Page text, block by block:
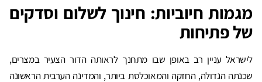
מגמות חיוביות: חינוך לשלום וסדקים
של פתיחות
לישראל עניין רב באופן שבו מתחנך לראותה הדור הצעיר במצרים,
שכנתה הגדולה, החזקה והמאוכלסת ביותר, והמדינה הערבית הראשונה